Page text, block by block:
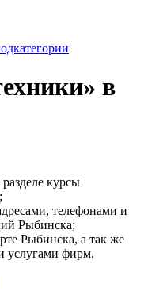
в
курсы
телефонами и
Рыбинска;
Рыбинска, а так же
услугами фирм.